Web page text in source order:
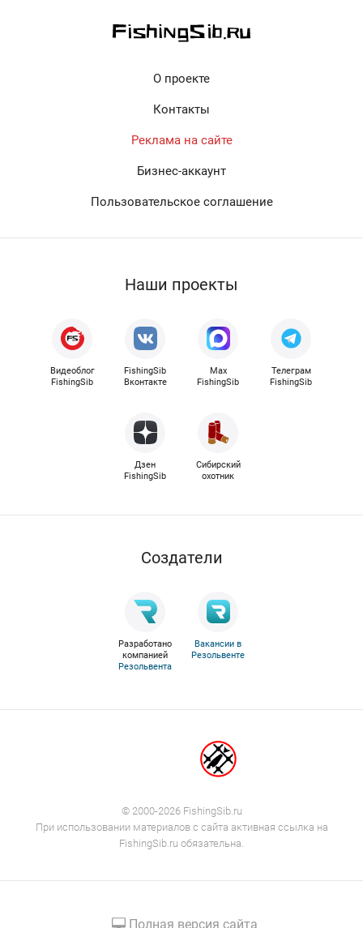
О проекте
Контакты
Реклама на сайте
Бизнес-аккаунт
Пользовательское соглашение
Наши проекты
Видеоблог
FishingSib
FishingSib
Вконтакте
Max
FishingSib
Телеграм
FishingSib
Дзен
FishingSib
Сибирский
охотник
Cоздатели
Разработано
компанией
Резольвента
Вакансии в
Резольвенте
Полная версия сайта
© 2000-2026 FishingSib.ru
При использовании материалов с сайта активная ссылка на
FishingSib.ru обязательна.